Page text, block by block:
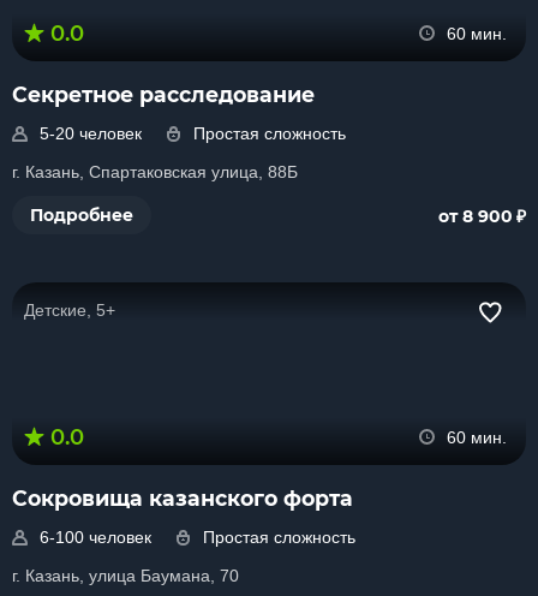
0.0 60 мин.
Секретное расследование
5-20 человек
Простая сложность
г. Казань, Спартаковская улица, 88Б
Подробнее от 8 900 ₽
Детские, 5+
0.0 60 мин.
Сокровища казанского форта
6-100 человек
Простая сложность
г. Казань, улица Баумана, 70